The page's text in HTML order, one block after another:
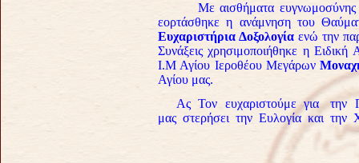
Με αισθήματα ευγνωμοσύνης
εορτάσθηκε η ανάμνηση του
Ευχαριστήρια Δοξολογία ενώ την
Συνάξεις χρησιμοποιήθηκε η
Ι.Μ Αγίου Ιεροθέου Μεγάρων
Αγίου μας.
Ας Τον ευχαριστούμε για την
μας στερήσει την Ευλογία και την